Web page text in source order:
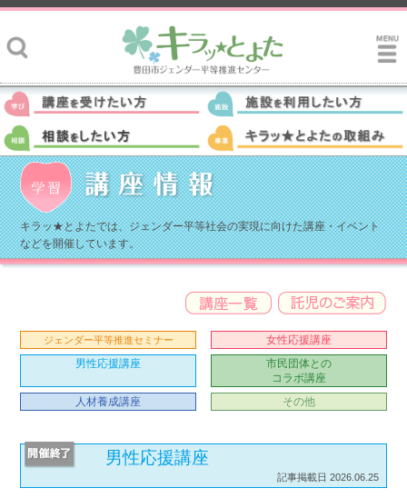
キラッ★とよたでは、ジェンダー平等社会の実現に向けた講座・イベント
などを開催しています。
ジェンダー平等推進セミナー
女性応援講座
男性応援講座
市民団体との
コラボ講座
人材養成講座
その他
男性応援講座
記事掲載日 2026.06.25